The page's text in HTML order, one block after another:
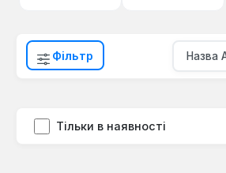
Фільтр
Тільки в наявності